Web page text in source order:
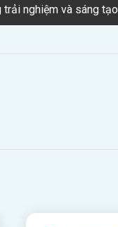
trải nghiệm và sáng tạo